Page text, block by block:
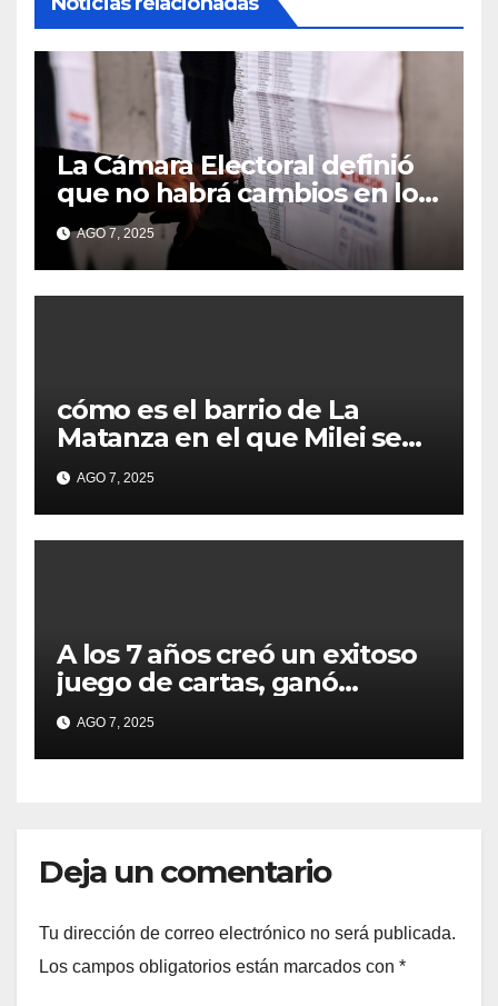
La Cámara Electoral definió
que no habrá cambios en los
lugares de votación en La
Matanza
AGO 7, 2025
cómo es el barrio de La
Matanza en el que Milei se
sacó la foto de lanzamiento
de campaña en provincia de
Buenos Aires
AGO 7, 2025
A los 7 años creó un exitoso
juego de cartas, ganó
millones y ahora vendió la
idea para cumplir su sueño
AGO 7, 2025
Deja un comentario
Tu dirección de correo electrónico no será publicada.
Los campos obligatorios están marcados con *